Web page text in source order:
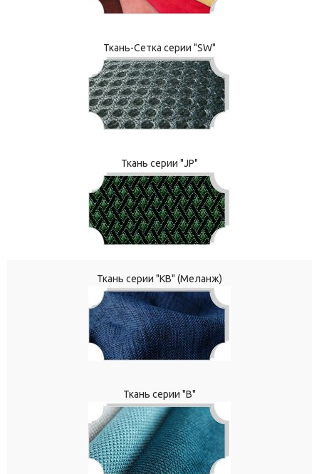
Ткань-Сетка серии "SW"
Ткань серии "JP"
Ткань серии "КВ" (Меланж)
Ткань серии "В"